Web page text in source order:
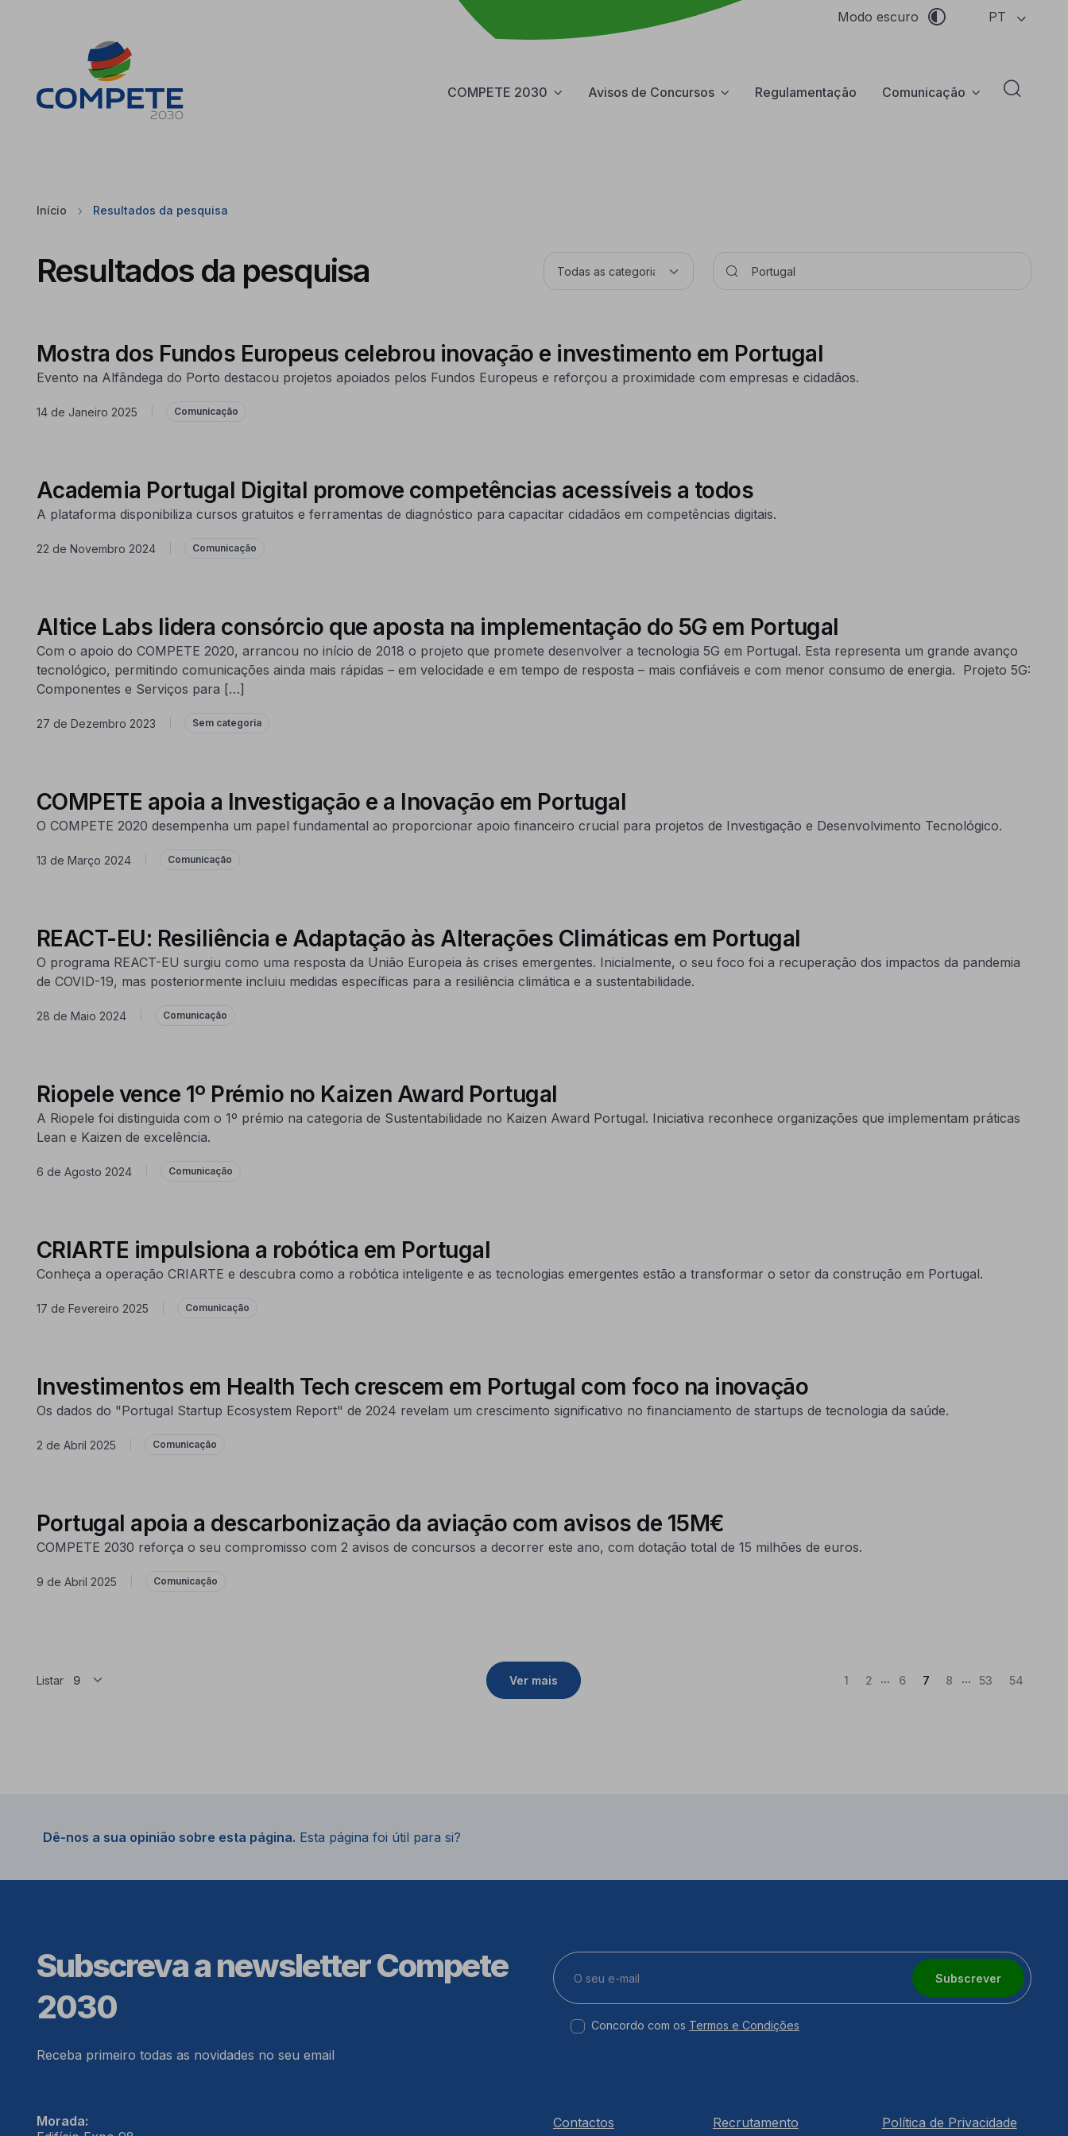
Modo escuro PT
COMPETE 2030 Avisos de Concursos Regulamentação Comunicação Abrir
Início Resultados da pesquisa
Resultados da pesquisa
Mostra dos Fundos Europeus celebrou inovação e investimento em Portugal
Evento na Alfândega do Porto destacou projetos apoiados pelos Fundos Europeus e reforçou a proximidade com empresas e cidadãos.
14 de Janeiro 2025 Comunicação
Academia Portugal Digital promove competências acessíveis a todos
A plataforma disponibiliza cursos gratuitos e ferramentas de diagnóstico para capacitar cidadãos em competências digitais.
22 de Novembro 2024 Comunicação
Altice Labs lidera consórcio que aposta na implementação do 5G em Portugal
Com o apoio do COMPETE 2020, arrancou no início de 2018 o projeto que promete desenvolver a tecnologia 5G em Portugal. Esta representa um grande avanço
tecnológico, permitindo comunicações ainda mais rápidas – em velocidade e em tempo de resposta – mais confiáveis e com menor consumo de energia. Projeto 5G:
Componentes e Serviços para […]
27 de Dezembro 2023 Sem categoria
COMPETE apoia a Investigação e a Inovação em Portugal
O COMPETE 2020 desempenha um papel fundamental ao proporcionar apoio financeiro crucial para projetos de Investigação e Desenvolvimento Tecnológico.
13 de Março 2024 Comunicação
REACT-EU: Resiliência e Adaptação às Alterações Climáticas em Portugal
O programa REACT-EU surgiu como uma resposta da União Europeia às crises emergentes. Inicialmente, o seu foco foi a recuperação dos impactos da pandemia
de COVID-19, mas posteriormente incluiu medidas específicas para a resiliência climática e a sustentabilidade.
28 de Maio 2024 Comunicação
Riopele vence 1º Prémio no Kaizen Award Portugal
A Riopele foi distinguida com o 1º prémio na categoria de Sustentabilidade no Kaizen Award Portugal. Iniciativa reconhece organizações que implementam práticas
Lean e Kaizen de excelência.
6 de Agosto 2024 Comunicação
CRIARTE impulsiona a robótica em Portugal
Conheça a operação CRIARTE e descubra como a robótica inteligente e as tecnologias emergentes estão a transformar o setor da construção em Portugal.
17 de Fevereiro 2025 Comunicação
Investimentos em Health Tech crescem em Portugal com foco na inovação
Os dados do "Portugal Startup Ecosystem Report" de 2024 revelam um crescimento significativo no financiamento de startups de tecnologia da saúde.
2 de Abril 2025 Comunicação
Portugal apoia a descarbonização da aviação com avisos de 15M€
COMPETE 2030 reforça o seu compromisso com 2 avisos de concursos a decorrer este ano, com dotação total de 15 milhões de euros.
9 de Abril 2025 Comunicação
Listar Ver mais 1 2 ... 6 7(Atual)
8 ... 53 54
Dê-nos a sua opinião sobre esta página. Esta página foi útil para si?
Subscreva a newsletter Compete
2030
Receba primeiro todas as novidades no seu email
Subscrever
Concordo com os Termos e Condições
Morada:
Contactos Recrutamento
Política de Privacidade